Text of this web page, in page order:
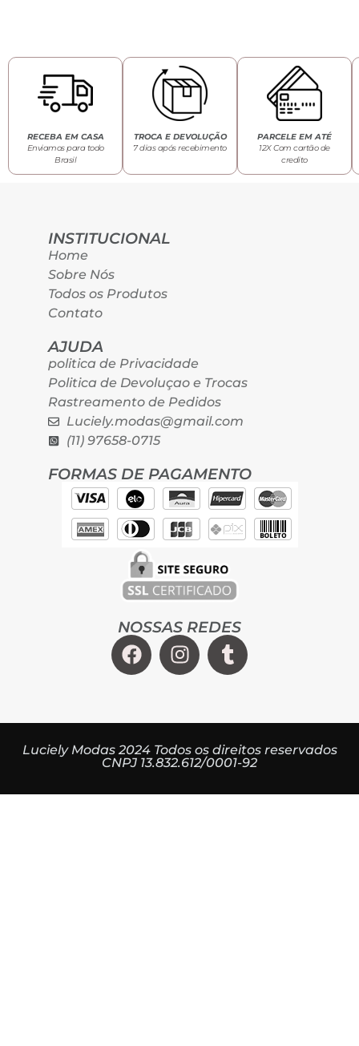
RECEBA EM CASA
Enviamos para todo
Brasil
TROCA E DEVOLUÇÃO
7 dias após recebimento
PARCELE EM ATÉ
12X Com cartão de
credito
INSTITUCIONAL
Home
Sobre Nós
Todos os Produtos
Contato
AJUDA
politica de Privacidade
Politica de Devoluçao e Trocas
Rastreamento de Pedidos
Luciely.modas@gmail.com
(11) 97658-0715
FORMAS DE PAGAMENTO
NOSSAS REDES
Luciely Modas 2024 Todos os direitos reservados
CNPJ 13.832.612/0001-92